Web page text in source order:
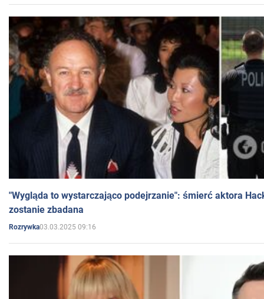
"Wygląda to wystarczająco podejrzanie": śmierć aktora
zostanie zbadana
Rozrywka03.03.2025 09:16